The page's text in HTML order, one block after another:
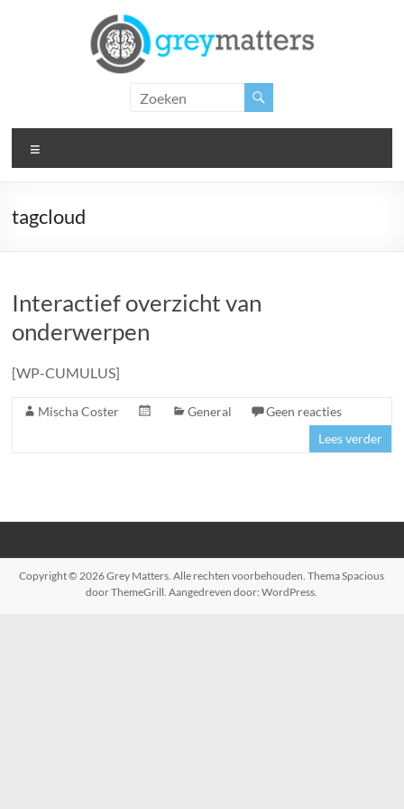
Matters
Insight.
Inspiration.
tagcloud
Interactief overzicht van
onderwerpen
[WP-CUMULUS]
Mischa Coster General
Geen reacties
Lees verder
Copyright © 2026Grey Matters. Alle rechten voorbehouden. ThemaSpacious
door ThemeGrill. Aangedreven door:WordPress.